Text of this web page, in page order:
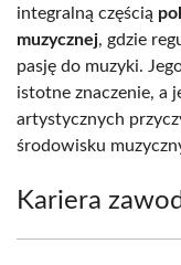
integralną częścią
muzycznej, gdzie
pasję do muzyki.
istotne znaczenie, a
artystycznych
środowisku
Kariera